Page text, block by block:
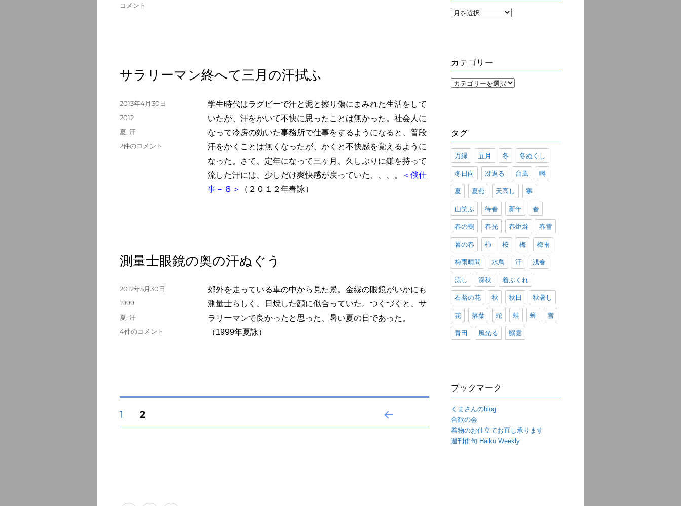
リ
釘
滂
沱
汗
な
る
に
コメント
サラリーマン終へて三月の汗拭ふ
学生時代はラグビーで汗と泥と擦り傷にまみれた生活をして
いたが、汗をかいて不快に思ったことは無かった。社会人に
なって冷房の効いた事務所で仕事をするようになると、普段
汗をかくことは無くなったが、かくと不快感を覚えるように
なった。さて、定年になって三ヶ月、久しぶりに鎌を持って
流した汗には、少しだけ爽快感が戻っていた、、、。
＜俄仕
事－６＞
（２０１２年春詠）
投
2013年4月30日
カ
テ
リ
2012
タ
グ
夏, 汗
サ
の
へ
の
2件のコメント
測量士眼鏡の奥の汗ぬぐう
郊外を走っている車の中から見た景。金縁の眼鏡がいかにも
測量士らしく、日焼した顔に似合っていた。つくづくと、サ
ラリーマンで良かったと思った、暑い夏の日であった。
（1999年夏詠）
投
2012年5月30日
カ
テ
リ
1999
タ
夏, 汗
測
奥
ぬ
4件のコメント
投
固
1
固
2
ア
カテゴリー
カ
タグ
万緑 五月 冬 冬ぬくし
冬日向 冴返る 台風 囀
夏 夏燕 天高し 寒
山笑ふ 待春 新年 春
春の鴨 春光 春炬燵 春雪
暮の春 柿 桜 梅 梅雨
梅雨晴間 水鳥 汗 浅春
涼し 深秋 着ぶくれ
石蕗の花 秋 秋日 秋暑し
花 落葉 蛇 蛙 蝉 雪
青田 風光る 鰯雲
ブックマーク
くまさんのblog
合歓の会
着物のお仕立てお直し承ります
週刊俳句 Haiku Weekly